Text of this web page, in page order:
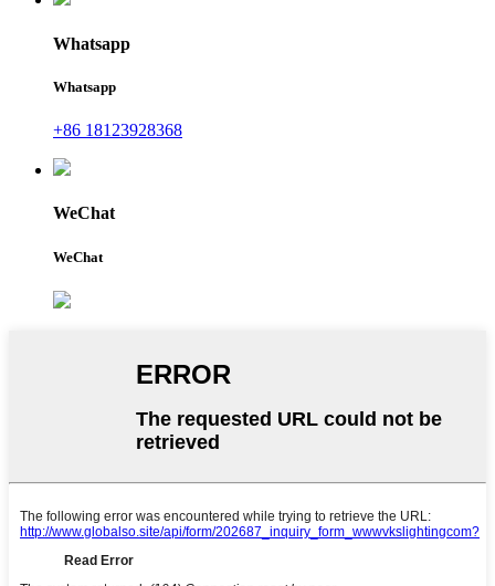
Whatsapp
Whatsapp
+86 18123928368
WeChat
WeChat